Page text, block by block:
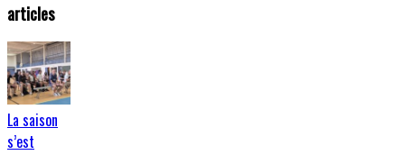
articles
La saison
s’est